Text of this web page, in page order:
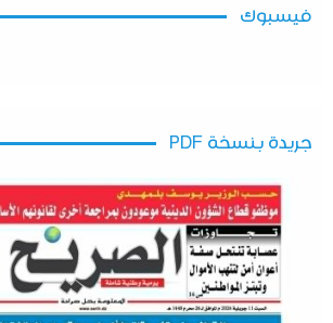
فيسبوك
جريدة بنسخة PDF